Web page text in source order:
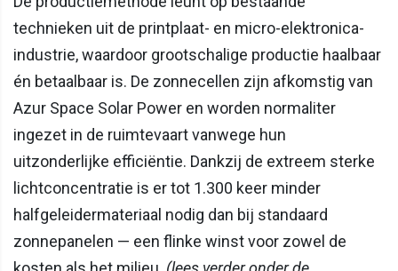
technieken uit de printplaat- en micro-elektronica-
industrie, waardoor grootschalige productie haalbaar
én betaalbaar is. De zonnecellen zijn afkomstig van
Azur Space Solar Power en worden normaliter
ingezet in de ruimtevaart vanwege hun
uitzonderlijke efficiëntie. Dankzij de extreem sterke
lichtconcentratie is er tot 1.300 keer minder
halfgeleidermateriaal nodig dan bij standaard
zonnepanelen — een flinke winst voor zowel de